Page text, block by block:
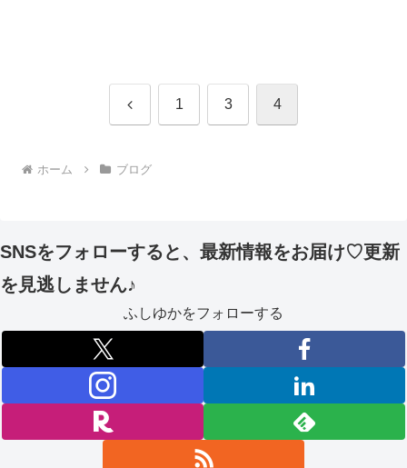
前 1 3 4
ホーム ブログ
SNSをフォローすると、最新情報をお届け♡更新
を見逃しません♪
ふしゆかをフォローする